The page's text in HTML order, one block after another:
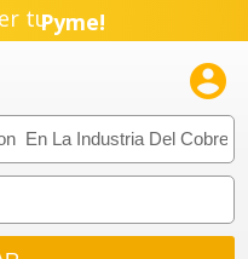
tuPyme!
Emprendimiento!
